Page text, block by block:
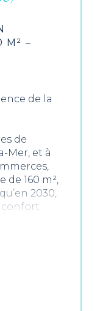
M² –
de la
de
Mer, et à
160 m²,
2030,
confort
conviviale.
et WC
vie de